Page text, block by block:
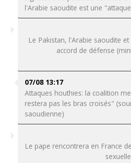
l'Arabie saoudite est une
Le Pakistan, l'Arabie saoudite
accord de défense
07/08 13:17
Attaques houthies: la coalition
restera pas les bras croisés"
saoudienne)
Le pape rencontrera en France